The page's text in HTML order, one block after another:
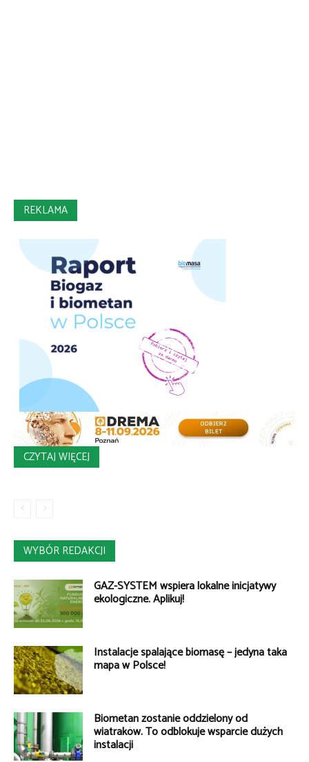
REKLAMA
CZYTAJ WIĘCEJ
WYBÓR REDAKCJI
GAZ-SYSTEM wspiera lokalne inicjatywy
ekologiczne. Aplikuj!
Instalacje spalające biomasę – jedyna taka
mapa w Polsce!
Biometan zostanie oddzielony od
wiatraków. To odblokuje wsparcie dużych
instalacji